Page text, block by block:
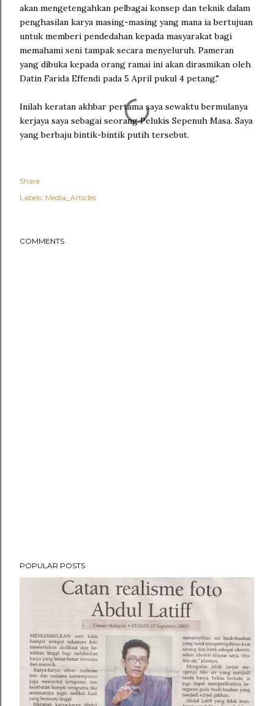
akan mengetengahkan pelbagai konsep dan teknik dalam
penghasilan karya masing-masing yang mana ia bertujuan
untuk memberi pendedahan kepada masyarakat bagi
memahami seni tampak secara menyeluruh. Pameran
yang dibuka kepada orang ramai ini akan dirasmikan oleh
Datin Farida Effendi pada 5 April pukul 4 petang."
Inilah keratan akhbar pertama saya sewaktu bermulanya
kerjaya saya sebagai seorang Pelukis Sepenuh Masa. Saya
yang berbaju bintik-bintik putih tersebut.
Share
Labels: Media_Articles
COMMENTS
POPULAR POSTS